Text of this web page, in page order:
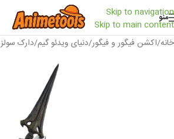
Skip to navigation
Skip to main content
منو
خانه/اکشن فیگور و فیگور/دنیای ویدئو گیم/دارک سولز